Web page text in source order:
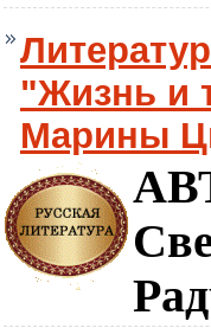
"Жизнь и
Марины